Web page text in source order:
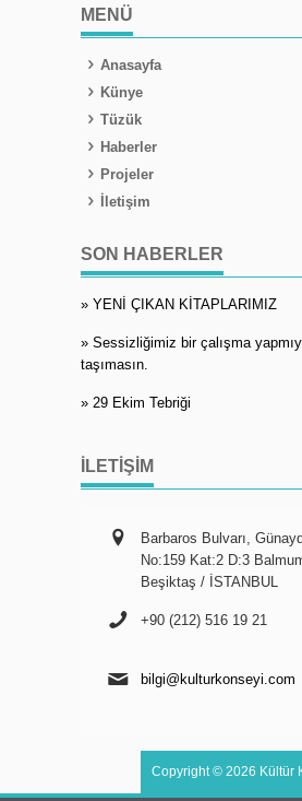
MENÜ
Anasayfa
Künye
Tüzük
Haberler
Projeler
İletişim
SON HABERLER
» YENİ ÇIKAN KİTAPLARIMIZ
» Sessizliğimiz bir çalışma
taşımasın.
» 29 Ekim Tebriği
İLETIŞIM
Barbaros Bulvarı,
No:159 Kat:2 D:3
Beşiktaş / İSTANBUL
+90 (212) 516 19 21
bilgi@kulturkonseyi.com
Copyright © 2026 Kültür